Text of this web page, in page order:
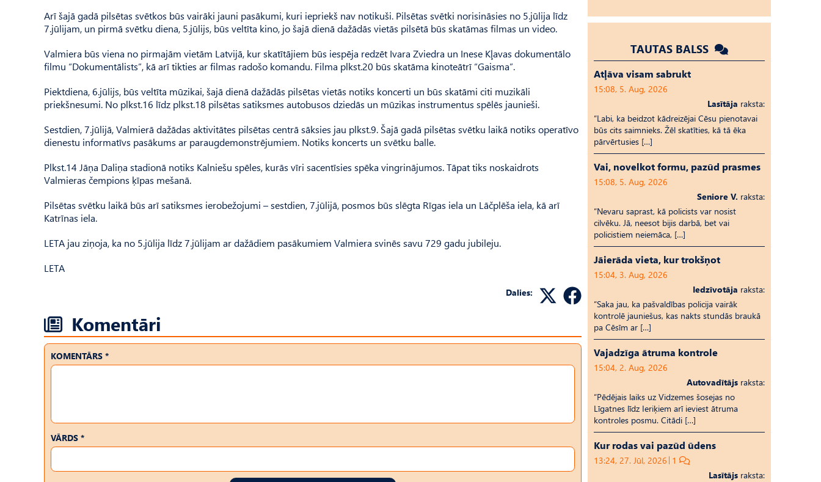
Arī šajā gadā pilsētas svētkos būs vairāki jauni pasākumi, kuri iepriekš nav notikuši. Pilsētas svētki norisināsies no 5.jūlija līdz
7.jūlijam, un pirmā svētku diena, 5.jūlijs, būs veltīta kino, jo šajā dienā dažādās vietās pilsētā būs skatāmas filmas un video.
Valmiera būs viena no pirmajām vietām Latvijā, kur skatītājiem būs iespēja redzēt Ivara Zviedra un Inese Kļavas dokumentālo
filmu “Dokumentālists”, kā arī tikties ar filmas radošo komandu. Filma plkst.20 būs skatāma kinoteātrī “Gaisma”.
Piektdiena, 6.jūlijs, būs veltīta mūzikai, šajā dienā dažādās pilsētas vietās notiks koncerti un būs skatāmi citi muzikāli
priekšnesumi. No plkst.16 līdz plkst.18 pilsētas satiksmes autobusos dziedās un mūzikas instrumentus spēlēs jaunieši.
Sestdien, 7.jūlijā, Valmierā dažādas aktivitātes pilsētas centrā sāksies jau plkst.9. Šajā gadā pilsētas svētku laikā notiks operatīvo
dienestu informatīvs pasākums ar paraugdemonstrējumiem. Notiks koncerts un svētku balle.
Plkst.14 Jāņa Daliņa stadionā notiks Kalniešu spēles, kurās vīri sacentīsies spēka vingrinājumos. Tāpat tiks noskaidrots
Valmieras čempions ķīpas mešanā.
Pilsētas svētku laikā būs arī satiksmes ierobežojumi – sestdien, 7.jūlijā, posmos būs slēgta Rīgas iela un Lāčplēša iela, kā arī
Katrīnas iela.
LETA jau ziņoja, ka no 5.jūlija līdz 7.jūlijam ar dažādiem pasākumiem Valmiera svinēs savu 729 gadu jubileju.
LETA
Dalies:
Komentāri
KOMENTĀRS *
VĀRDS *
TAUTAS BALSS
Atļāva visam sabrukt
15:08, 5. Aug, 2026
Lasītāja raksta:
“Labi, ka beidzot kādreizējai Cēsu pienotavai
būs cits saimnieks. Žēl skatīties, kā tā ēka
pārvērtusies […]
Vai, novelkot formu, pazūd prasmes
15:08, 5. Aug, 2026
Seniore V. raksta:
“Nevaru saprast, kā policists var nosist
cilvēku. Jā, neesot bijis darbā, bet vai
policistiem neiemāca, […]
Jāierāda vieta, kur trokšņot
15:04, 3. Aug, 2026
Iedzīvotāja raksta:
“Saka jau, ka pašvaldības policija vairāk
kontrolē jauniešus, kas nakts stundās braukā
pa Cēsīm ar […]
Vajadzīga ātruma kontrole
15:04, 2. Aug, 2026
Autovadītājs raksta:
“Pēdējais laiks uz Vid­ze­mes šosejas no
Līgatnes līdz Ieriķiem arī ieviest ātruma
kontroles posmu. Citādi […]
Kur rodas vai pazūd ūdens
13:24, 27. Jūl, 2026 1
Lasītājs raksta: